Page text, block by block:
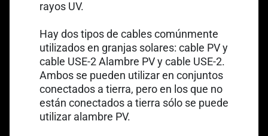
rayos UV.
Hay dos tipos de cables comúnmente
utilizados en granjas solares: cable PV y
Link opens in a new tab
cable USE-2Alambre PV y cable USE-2.
Ambos se pueden utilizar en conjuntos
conectados a tierra, pero en los que no
están conectados a tierra sólo se puede
utilizar alambre PV.